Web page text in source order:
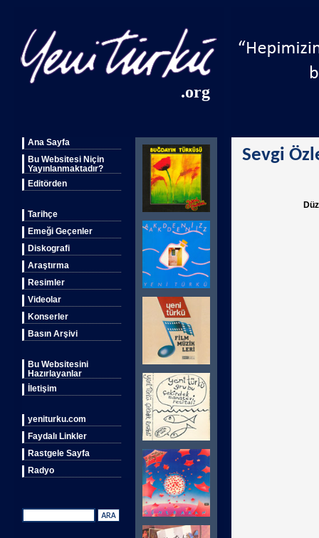
.org
Ana Sayfa
Bu Websitesi Niçin
Yayınlanmaktadır?
Editörden
Tarihçe
Emeği Geçenler
Diskografi
Araştırma
Resimler
Videolar
Konserler
Basın Arşivi
Bu Websitesini
Hazırlayanlar
İletişim
yeniturku.com
Faydalı Linkler
Rastgele Sayfa
Radyo
Sevgi